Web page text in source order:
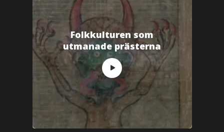
Folkkulturen som
utmanade prästerna